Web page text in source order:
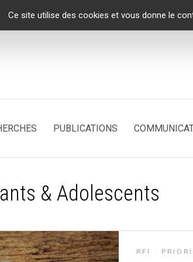
Ce site utilise des cookies et vous donne le
PUBLICATIONS
& Adolescents
RFI ·